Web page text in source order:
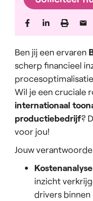
Ben jij een ervaren
scherp financieel
Wil je een cruciale
internationaal
productiebedrijf?
voor jou!
Jouw
inzicht
drivers binnen